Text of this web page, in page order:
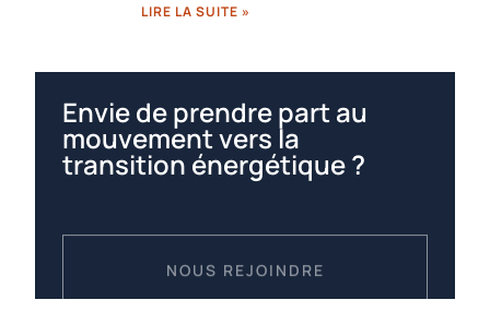
LIRE LA SUITE »
Envie de prendre part au
mouvement vers la
transition énergétique ?